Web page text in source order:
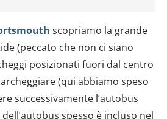
scopriamo la grande
(peccato che non ci siano
posizionati fuori dal centro
(qui abbiamo speso
successivamente l’autobus
spesso è incluso nel